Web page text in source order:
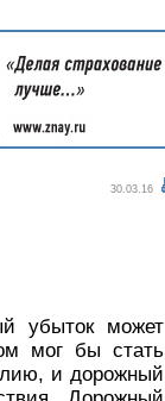
30.03.16
убыток может
мог бы стать
и дорожный